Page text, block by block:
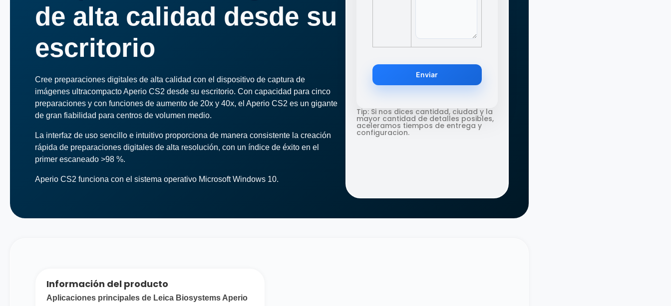
de alta calidad desde su
escritorio
Cree preparaciones digitales de alta calidad con el dispositivo de captura de
imágenes ultracompacto Aperio CS2 desde su escritorio. Con capacidad para cinco
preparaciones y con funciones de aumento de 20x y 40x, el Aperio CS2 es un gigante
de gran fiabilidad para centros de volumen medio.
La interfaz de uso sencillo e intuitivo proporciona de manera consistente la creación
rápida de preparaciones digitales de alta resolución, con un índice de éxito en el
primer escaneado >98 %.
Aperio CS2 funciona con el sistema operativo Microsoft Windows 10.
Enviar
Tip: Si nos dices cantidad, ciudad y la
mayor cantidad de detalles posibles,
aceleramos tiempos de entrega y
configuracion.
Información del producto
Aplicaciones principales de Leica Biosystems Aperio